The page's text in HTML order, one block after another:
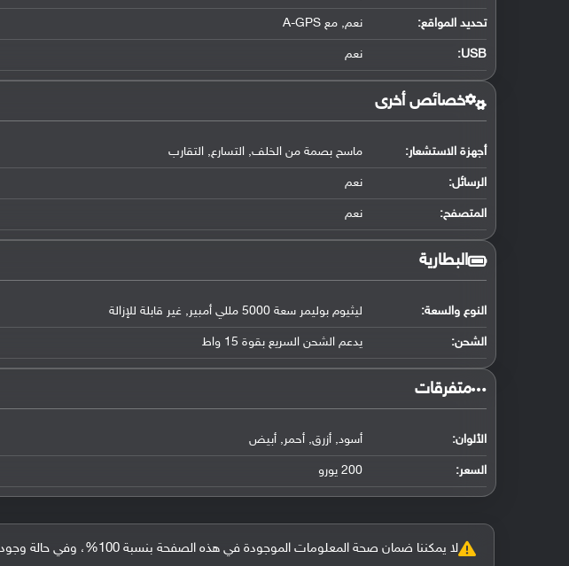
تحديد المواقع: نعم, مع A-GPS
USB
: نعم
خصائص أخرى
أجهزة الاستشعار: ماسح بصمة من الخلف, التسارع, التقارب
الرسائل: نعم
المتصفح: نعم
البطارية
النوع والسعة: ليثيوم بوليمر سعة 5000 مللي أمبير, غير قابلة للإزالة
الشحن: يدعم الشحن السريع بقوة 15 واط
‏متفرقات‏
الألوان: أسود, أزرق, أحمر, أبيض
السعر: 200 يورو
لا يمكننا ضمان صحة المعلومات الموجودة في هذه الصفحة بنسبة 100%، وفي حالة وجود خطأ يُرجى